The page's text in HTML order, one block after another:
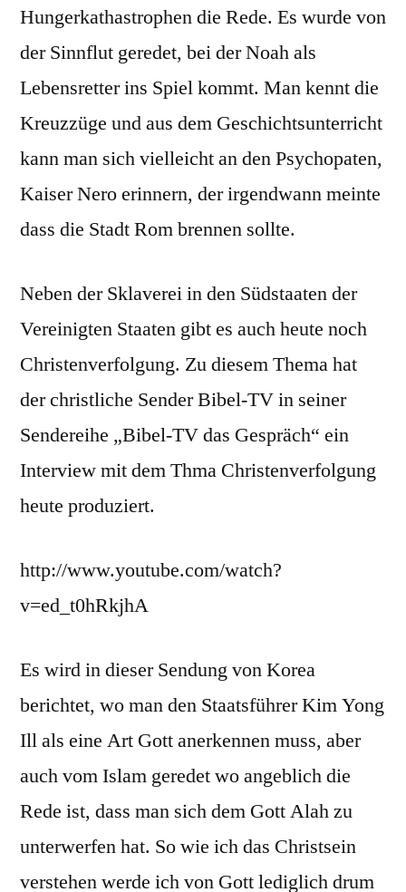
Hungerkathastrophen die Rede. Es wurde von
der Sinnflut geredet, bei der Noah als
Lebensretter ins Spiel kommt. Man kennt die
Kreuzzüge und aus dem Geschichtsunterricht
kann man sich vielleicht an den Psychopaten,
Kaiser Nero erinnern, der irgendwann meinte
dass die Stadt Rom brennen sollte.
Neben der Sklaverei in den Südstaaten der
Vereinigten Staaten gibt es auch heute noch
Christenverfolgung. Zu diesem Thema hat
der christliche Sender Bibel-TV in seiner
Sendereihe „Bibel-TV das Gespräch“ ein
Interview mit dem Thma Christenverfolgung
heute produziert.
http://www.youtube.com/watch?
v=ed_t0hRkjhA
Es wird in dieser Sendung von Korea
berichtet, wo man den Staatsführer Kim Yong
Ill als eine Art Gott anerkennen muss, aber
auch vom Islam geredet wo angeblich die
Rede ist, dass man sich dem Gott Alah zu
unterwerfen hat. So wie ich das Christsein
verstehen werde ich von Gott lediglich drum